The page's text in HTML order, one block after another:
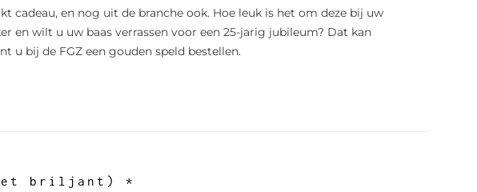
cadeau, en nog uit de branche ook. Hoe leuk is het om deze bij uw
en wilt u uw baas verrassen voor een 25-jarig jubileum? Dat kan
u bij de FGZ een gouden speld bestellen.
briljant) *